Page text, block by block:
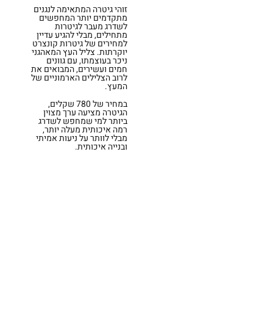
זוהי גיטרה המתאימה לנגנים
מתקדמים יותר המחפשים
לשדרג מעבר לגיטרות
מתחילים, מבלי להגיע עדיין
למחירים של גיטרות קונצרט
יוקרתות. צליל העץ המאהגני
ניכר בעוצמתו, עם גוונים
חמים ועשירים, המבואים את
לרוב הצלילים הארמוניים של
המעץ.
במחיר של 780 שקלים,
הגיטרה מציעה ערך מצוין
ביותר למי שמחפש לשדרג
רמה איכותית מעלה יותר,
מבלי לוותר על ניעות אמיתי
ובנייה איכותית.